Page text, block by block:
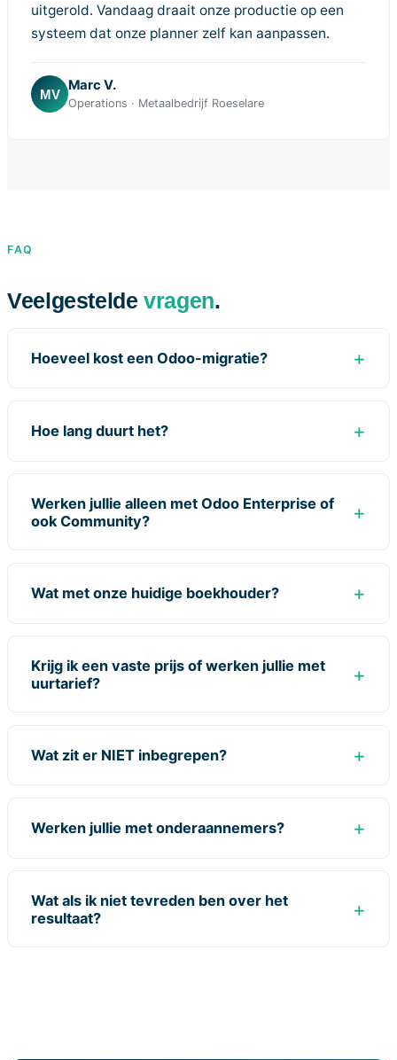
uitgerold. Vandaag draait onze productie op een
systeem dat onze planner zelf kan aanpassen.
MV
Marc V.
Operations · Metaalbedrijf Roeselare
FAQ
Veelgesteldevragen.
Hoeveel kost een Odoo-migratie?
Hoe lang duurt het?
Werken jullie alleen met Odoo Enterprise of
ook Community?
Wat met onze huidige boekhouder?
Krijg ik een vaste prijs of werken jullie met
uurtarief?
Wat zit er NIET inbegrepen?
Werken jullie met onderaannemers?
Wat als ik niet tevreden ben over het
resultaat?